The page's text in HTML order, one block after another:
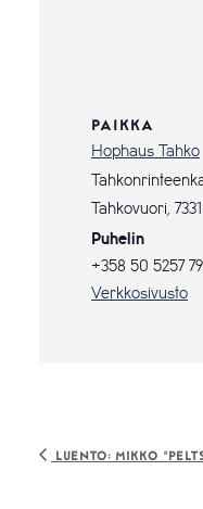
PAIKKA
Hophaus Tahko
Tahkovuori,
Puhelin
+358 50 5257
Verkkosivusto
Luento: Mikko